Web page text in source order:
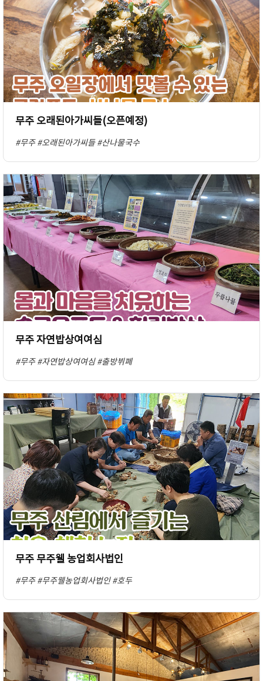
무주 오래된아가씨들(오픈예정)
#무주 #오래된아가씨들 #산나물국수
무주 자연밥상여여심
#무주 #자연밥상여여심 #출방뷔폐
무주 무주웰 농업회사법인
#무주 #무주웰농업회사법인 #호두